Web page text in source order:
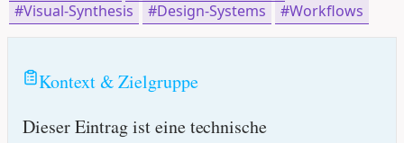
Visual-Synthesis
Design-Systems Workflows
Kontext & Zielgruppe
Dieser Eintrag ist eine technische